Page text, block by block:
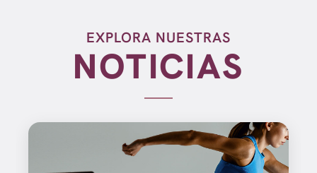
EXPLORA NUESTRAS
NOTICIAS